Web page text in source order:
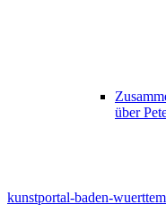
über
kunstportal-baden-